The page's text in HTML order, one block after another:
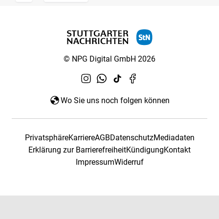
© NPG Digital GmbH 2026
Wo Sie uns noch folgen können
PrivatsphäreKarriereAGBDatenschutzMediadaten
Erklärung zur BarrierefreiheitKündigungKontakt
ImpressumWiderruf